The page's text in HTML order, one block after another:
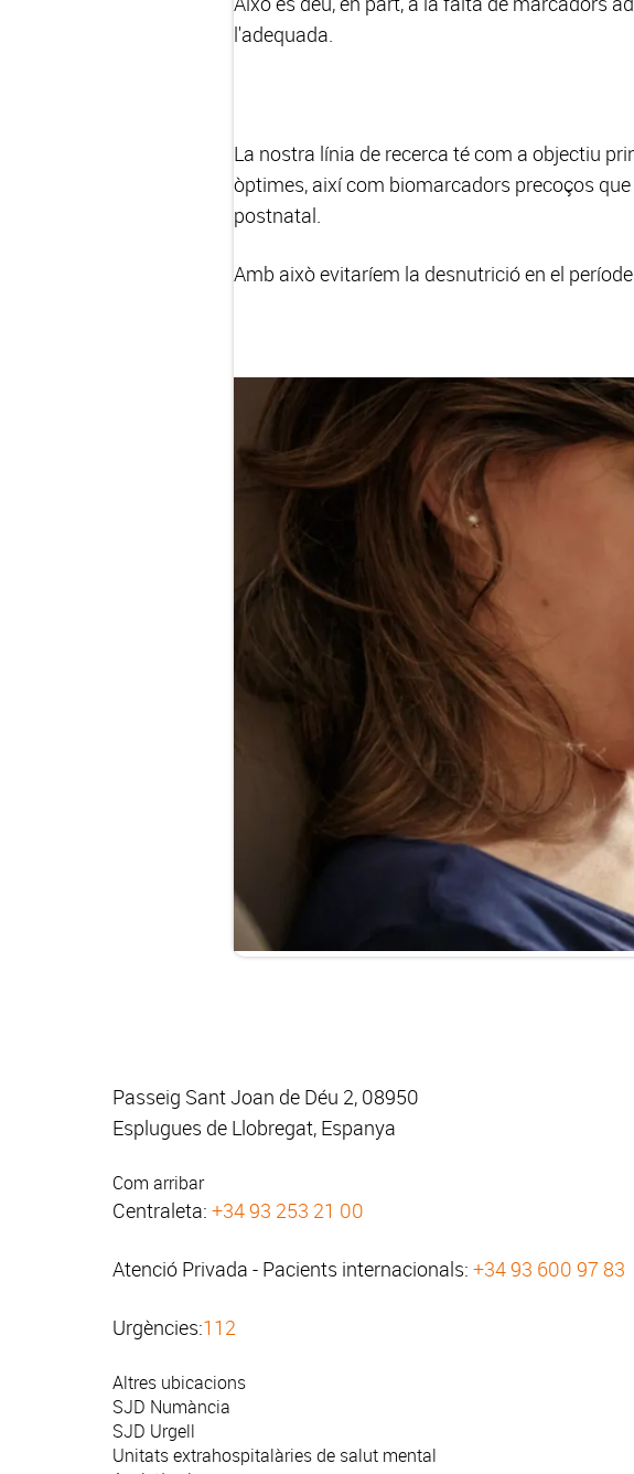
l'adequada.
La nostra línia de recerca té com a objectiu
òptimes, així com biomarcadors precoços
postnatal.
Amb això evitaríem la desnutrició en el
Passeig Sant Joan de Déu 2, 08950
Esplugues de Llobregat, Espanya
Com arribar
Centraleta: +34 93 253 21 00
Atenció Privada - Pacients internacionals: +34 93 600 97 83
Urgències:112
Altres ubicacions
SJD Numància
SJD Urgell
Unitats extrahospitalàries de salut mental